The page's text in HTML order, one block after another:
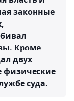
законные
Кроме
двух
физические
суда.